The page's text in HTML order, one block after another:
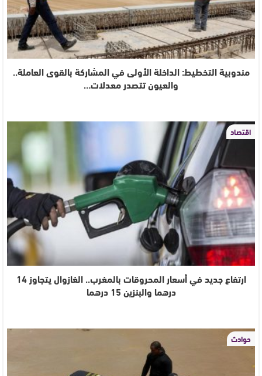
مندوبية التخطيط: الداخلة الأولى في المشاركة بالقوى العاملة..
والعيون تتصدر معدلات…
اقتصاد
ارتفاع جديد في أسعار المحروقات بالمغرب.. الغازوال يتجاوز 14
درهما والبنزين 15 درهما
حوادث